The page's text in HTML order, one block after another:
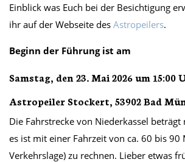
Einblick was Euch bei der Besichtigung
ihr auf der Webseite des Astropeilers.
Beginn der Führung ist am
Samstag, den 23. Mai 2026 um 15:00
Astropeiler Stockert, 53902 Bad
Die Fahrstrecke von Niederkassel
es ist mit einer Fahrzeit von ca. 60 bis 90
Verkehrslage) zu rechnen. Lieber etwas